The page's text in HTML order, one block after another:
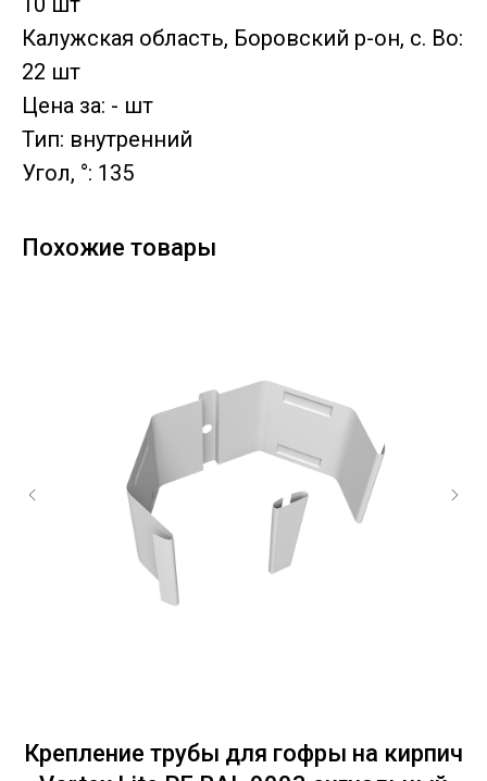
Калужская область, Боровский р-он, с. Во:
22 шт
Цена за: - шт
Тип: внутренний
Угол, °: 135
Похожие товары
Крепление трубы для гофры на кирпич